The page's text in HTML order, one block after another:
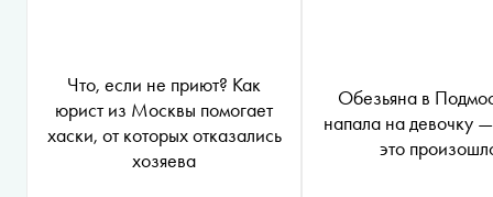
Что, если не приют? Как
юрист из Москвы помогает
хаски, от которых отказались
хозяева
Обезьяна в
напала на девочку
это